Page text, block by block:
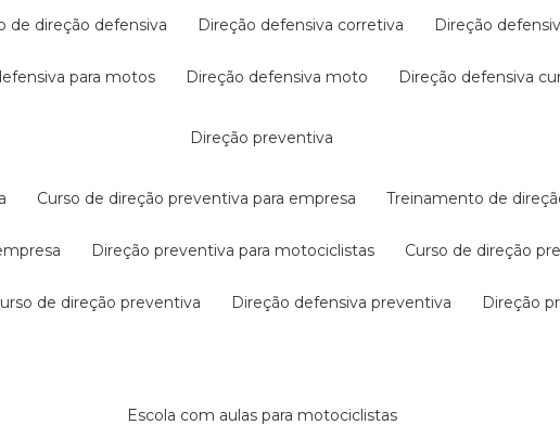
de direção defensiva direção defensiva corretiva direção
para motos direção defensiva moto direção defensiva
direção preventiva
curso de direção preventiva para empresa treinamento de
direção preventiva para motociclistas curso de direção
curso de direção preventiva direção defensiva preventiva direção
escola com aulas para motociclistas